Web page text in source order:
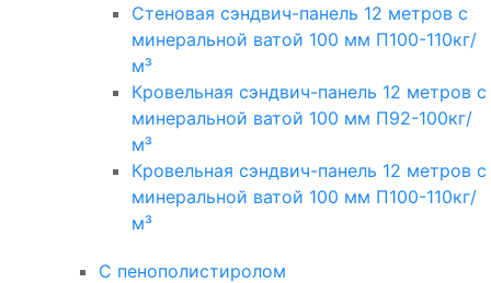
Стеновая сэндвич-панель 12 метров с
минеральной ватой 100 мм П100-110кг/
м³
Кровельная сэндвич-панель 12 метров с
минеральной ватой 100 мм П92-100кг/
м³
Кровельная сэндвич-панель 12 метров с
минеральной ватой 100 мм П100-110кг/
м³
С пенополистиролом